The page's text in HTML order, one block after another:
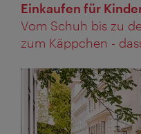
Einkaufen für
Vom Schuh bis zu
zum Käppchen -